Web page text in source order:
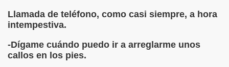
Llamada de teléfono, como casi siempre, a hora
intempestiva.
-Dígame cuándo puedo ir a arreglarme unos
callos en los pies.
Pazos)
Alonso)